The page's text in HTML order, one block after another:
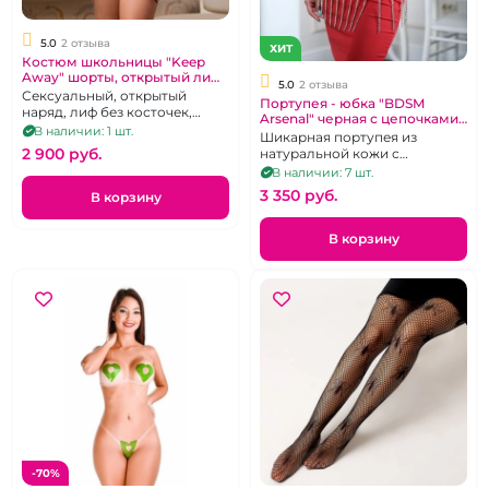
5.0 2 отзыва
Костюм школьницы "Keep
Away" шорты, открытый лиф,
подвязки и галстук размер
5XL 52-54
Сексуальный, открытый
наряд, лиф без косточек,
размер 52-54
В наличии: 1 шт.
2 900 pуб.
В корзину
ХИТ
5.0 2 отзыва
Портупея - юбка "BDSM
Arsenal" черная с цепочками
кожаная
Шикарная портупея из
натуральной кожи с
цепочками
В наличии: 7 шт.
3 350 pуб.
В корзину
-70%